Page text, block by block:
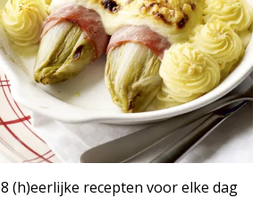
8 (h)eerlijke recepten voor elke dag